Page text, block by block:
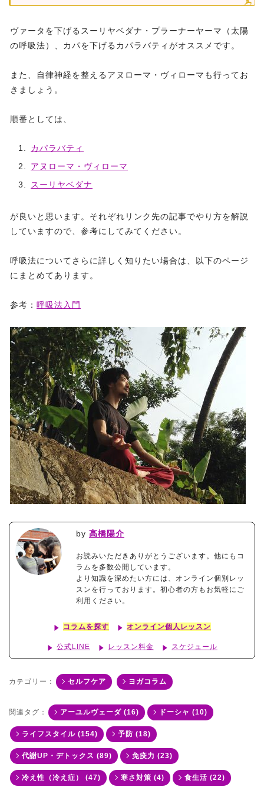
ヴァータを下げるスーリヤベダナ・プラーナーヤーマ（太陽
の呼吸法）、カパを下げるカパラバティがオススメです。
また、自律神経を整えるアヌローマ・ヴィローマも行ってお
きましょう。
順番としては、
カパラバティ
アヌローマ・ヴィローマ
スーリヤベダナ
が良いと思います。それぞれリンク先の記事でやり方を解説
していますので、参考にしてみてください。
呼吸法についてさらに詳しく知りたい場合は、以下のページ
にまとめてあります。
参考： 呼吸法入門
by 高橋陽介
お読みいただきありがとうございます。他にもコ
ラムを多数公開しています。
より知識を深めたい方には、オンライン個別レッ
スンを行っております。初心者の方もお気軽にご
利用ください。
コラムを探す オンライン個人レッスン
公式LINE レッスン料金 スケジュール
カテゴリー： セルフケア ヨガコラム
関連タグ： アーユルヴェーダ (16) ドーシャ (10)
ライフスタイル (154) 予防 (18)
代謝UP・デトックス (89) 免疫力 (23)
冷え性（冷え症） (47) 寒さ対策 (4) 食生活 (22)